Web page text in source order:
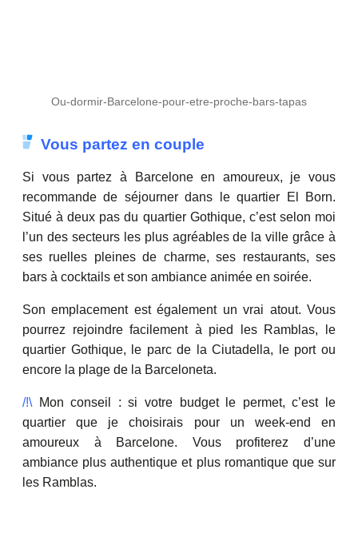
Ou-dormir-Barcelone-pour-etre-proche-bars-tapas
Vous partez en couple
Si vous partez à Barcelone en amoureux, je vous
recommande de séjourner dans le quartier El Born.
Situé à deux pas du quartier Gothique, c’est selon moi
l’un des secteurs les plus agréables de la ville grâce à
ses ruelles pleines de charme, ses restaurants, ses
bars à cocktails et son ambiance animée en soirée.
Son emplacement est également un vrai atout. Vous
pourrez rejoindre facilement à pied les Ramblas, le
quartier Gothique, le parc de la Ciutadella, le port ou
encore la plage de la Barceloneta.
/!\ Mon conseil : si votre budget le permet, c’est le
quartier que je choisirais pour un week-end en
amoureux à Barcelone. Vous profiterez d’une
ambiance plus authentique et plus romantique que sur
les Ramblas.